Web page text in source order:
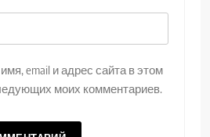
email и адрес сайта в этом
моих комментариев.